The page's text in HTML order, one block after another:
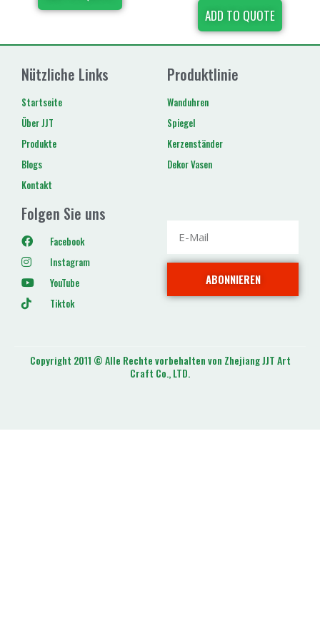
ADD TO QUOTE
Nützliche Links
Startseite
Über JJT
Produkte
Blogs
Kontakt
Produktlinie
Wanduhren
Spiegel
Kerzenständer
Dekor Vasen
Folgen Sie uns
Facebook
Instagram
YouTube
Tiktok
ABONNIEREN
Copyright 2011 © Alle Rechte vorbehalten von Zhejiang JJT Art
Craft Co., LTD.